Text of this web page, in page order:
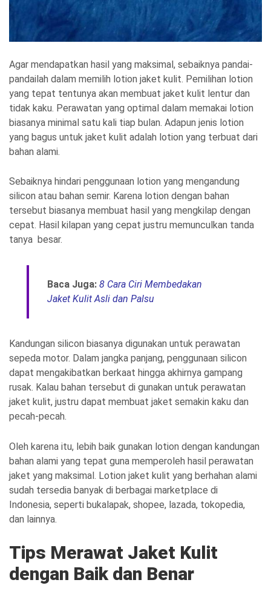
Agar mendapatkan hasil yang maksimal, sebaiknya pandai-
pandailah dalam memilih lotion jaket kulit. Pemilihan lotion
yang tepat tentunya akan membuat jaket kulit lentur dan
tidak kaku. Perawatan yang optimal dalam memakai lotion
biasanya minimal satu kali tiap bulan. Adapun jenis lotion
yang bagus untuk jaket kulit adalah lotion yang terbuat dari
bahan alami.
Sebaiknya hindari penggunaan lotion yang mengandung
silicon atau bahan semir. Karena lotion dengan bahan
tersebut biasanya membuat hasil yang mengkilap dengan
cepat. Hasil kilapan yang cepat justru memunculkan tanda
tanya besar.
Baca Juga: 8 Cara Ciri Membedakan
Jaket Kulit Asli dan Palsu
Kandungan silicon biasanya digunakan untuk perawatan
sepeda motor. Dalam jangka panjang, penggunaan silicon
dapat mengakibatkan berkaat hingga akhirnya gampang
rusak. Kalau bahan tersebut di gunakan untuk perawatan
jaket kulit, justru dapat membuat jaket semakin kaku dan
pecah-pecah.
Oleh karena itu, lebih baik gunakan lotion dengan kandungan
bahan alami yang tepat guna memperoleh hasil perawatan
jaket yang maksimal. Lotion jaket kulit yang berhahan alami
sudah tersedia banyak di berbagai marketplace di
Indonesia, seperti bukalapak, shopee, lazada, tokopedia,
dan lainnya.
Tips Merawat Jaket Kulit
dengan Baik dan Benar